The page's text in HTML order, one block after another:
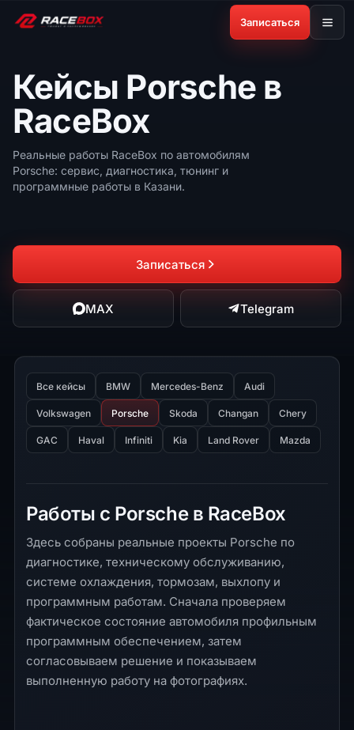
Записаться
Кейсы Porsche в
RaceBox
Реальные работы RaceBox по автомобилям
Porsche: сервис, диагностика, тюнинг и
программные работы в Казани.
Записаться
MAX Telegram
Все кейсы BMW Mercedes-Benz Audi
Volkswagen Porsche Skoda Changan Chery
GAC Haval Infiniti Kia Land Rover Mazda
Работы с Porsche в RaceBox
Здесь собраны реальные проекты Porsche по
диагностике, техническому обслуживанию,
системе охлаждения, тормозам, выхлопу и
программным работам. Сначала проверяем
фактическое состояние автомобиля профильным
программным обеспечением, затем
согласовываем решение и показываем
выполненную работу на фотографиях.